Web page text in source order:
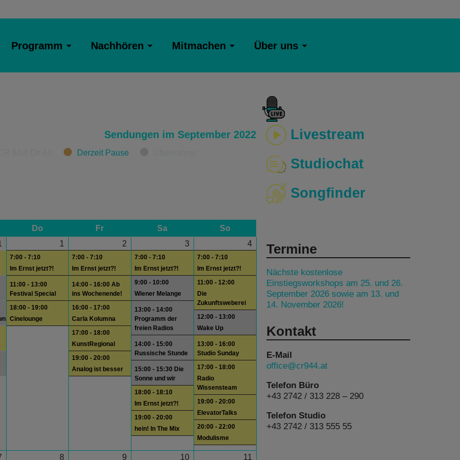
Programm Nachhören Mitmachen Über uns
Sendungen im September 2022
Derzeit Pause
Do Fr Sa
So
1
7:00 - 7:10
Im Ernst jetzt?!
11:00 - 13:00
Festival Special
18:00 - 19:00
Cinelounge
2
7:00 - 7:10
Im Ernst jetzt?!
14:00 - 16:00 Ab
ins Wochenende!
16:00 - 17:00
Carla Kolumna
17:00 - 18:00
KunstRegional
19:00 - 20:00
Analog ist besser
3
7:00 - 7:10
Im Ernst jetzt?!
9:00 - 10:00
Wiener Melange
13:00 - 14:00
Programm der
freien Radios
14:00 - 15:00
Russische Stunde
15:00 - 15:30 Die
Sonne und wir
18:00 - 18:10
Im Ernst jetzt?!
19:00 - 20:00
hein! In The Mix
4
7:00 - 7:10
Im Ernst jetzt?!
11:00 - 12:00
Die
Zukunftsweberei
12:00 - 13:00
Wake Up
13:00 - 16:00
Studio Sunday
17:00 - 18:00
Radio
Wissensteam
19:00 - 20:00
ElevatorTalks
20:00 - 22:00
Modulisme
8 9 10 11
Livestream
Studiochat
Songfinder
Termine
Nächste kostenlose
Einstiegsworkshops am 25. und 26.
September 2026 sowie am 13. und
14. November 2026!
Kontakt
E-Mail
office@cr944.at
Telefon Büro
+43 2742 / 313 228 – 290
Telefon Studio
+43 2742 / 313 555 55